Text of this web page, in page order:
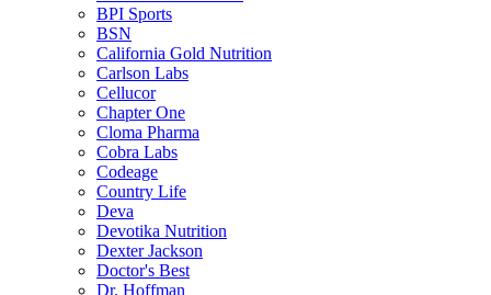
BPI Sports
BSN
California Gold Nutrition
Carlson Labs
Cellucor
Chapter One
Cloma Pharma
Cobra Labs
Codeage
Country Life
Deva
Devotika Nutrition
Dexter Jackson
Doctor's Best
Dr. Hoffman